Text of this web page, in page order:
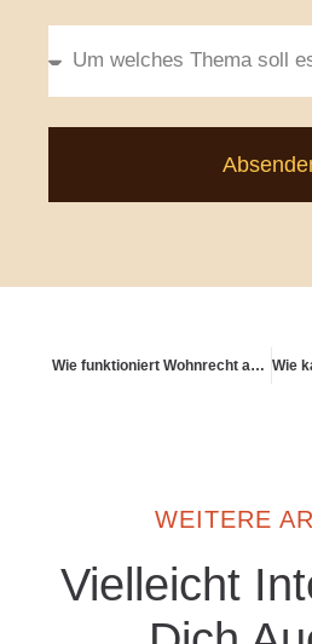
Wie funktioniert Wohnrecht auf Lebenszeit bei Teilverkauf?
WEITERE
Vielleicht